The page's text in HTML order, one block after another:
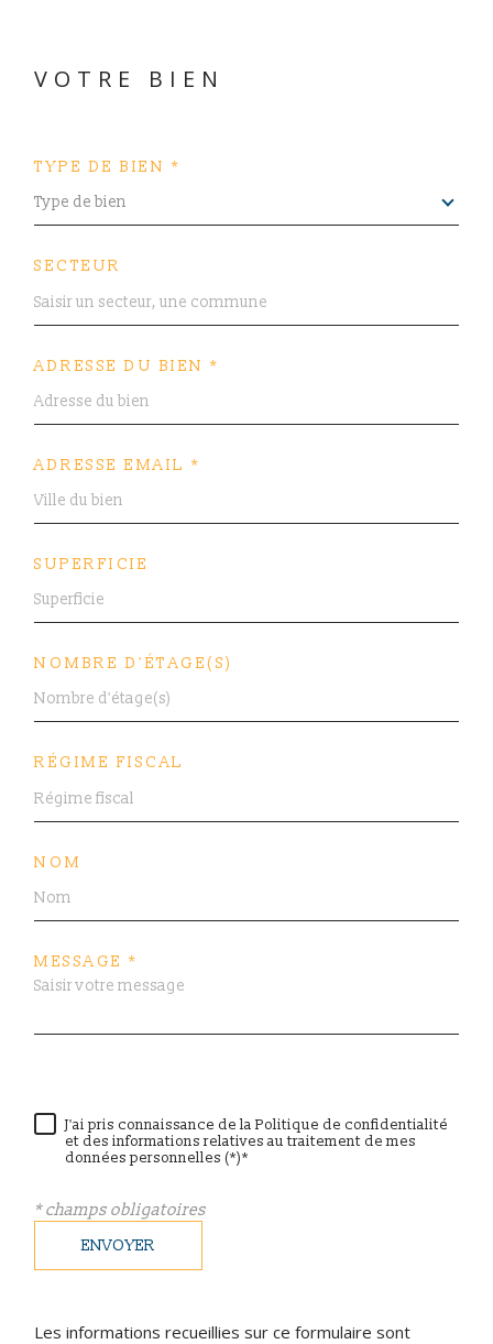
VOTRE BIEN
TYPE DE BIEN *
Type de bien
SECTEUR
ADRESSE DU BIEN *
ADRESSE EMAIL *
SUPERFICIE
NOMBRE D'ÉTAGE(S)
RÉGIME FISCAL
NOM
MESSAGE *
J'ai pris connaissance de la Politique de confidentialité
et des informations relatives au traitement de mes
données personnelles (*)*
* champs obligatoires
ENVOYER
Les informations recueillies sur ce formulaire sont